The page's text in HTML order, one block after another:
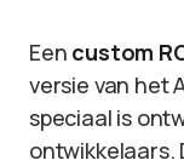
Een custom
versie van het
speciaal is
ontwikkelaars.